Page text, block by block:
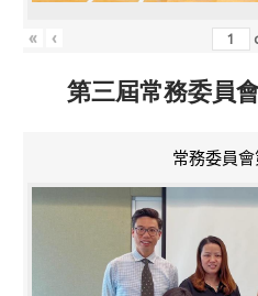
« ‹
第三屆常務委
常務委員